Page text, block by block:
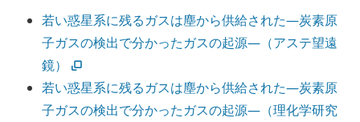
若い惑星系に残るガスは塵から供給された―炭素原
子ガスの検出で分かったガスの起源―（アステ望遠
鏡）
若い惑星系に残るガスは塵から供給された―炭素原
子ガスの検出で分かったガスの起源―（理化学研究